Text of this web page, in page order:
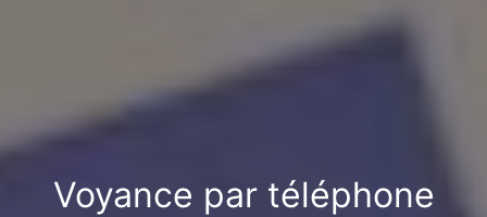
Voyance par téléphone